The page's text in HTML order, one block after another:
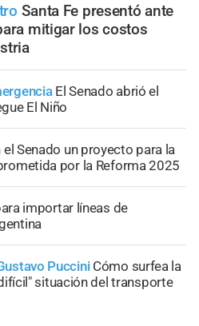
Santa Fe presentó ante
mitigar los costos
El Senado abrió el
El Niño
el Senado un proyecto para la
por la Reforma 2025
importar líneas de
Puccini Cómo surfea la
situación del transporte